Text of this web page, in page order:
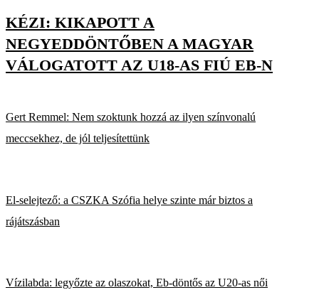
KÉZI: KIKAPOTT A
NEGYEDDÖNTŐBEN A MAGYAR
VÁLOGATOTT AZ U18-AS FIÚ EB-N
Gert Remmel: Nem szoktunk hozzá az ilyen színvonalú
meccsekhez, de jól teljesítettünk
El-selejtező: a CSZKA Szófia helye szinte már biztos a
rájátszásban
Vízilabda: legyőzte az olaszokat, Eb-döntős az U20-as női